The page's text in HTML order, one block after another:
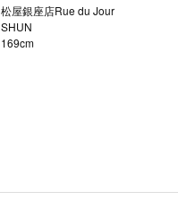
松屋銀座店Rue du Jour
SHUN
169cm